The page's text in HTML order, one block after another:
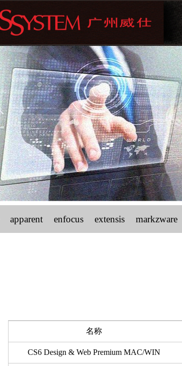
apparent enfocus extensis markzware
名称
CS6 Design & Web Premium MAC/WIN